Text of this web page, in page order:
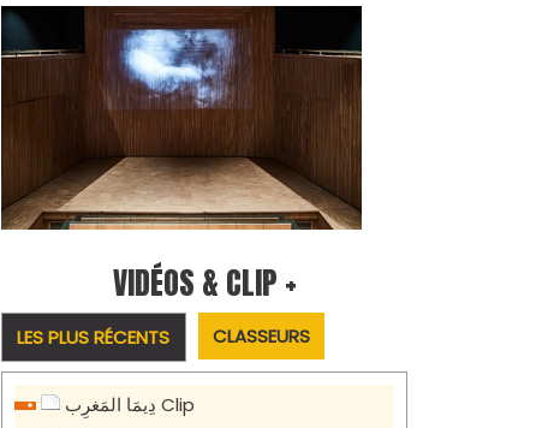
VIDÉOS & CLIP +
LES PLUS RÉCENTS CLASSEURS
دِيمَا المَغرِب Clip